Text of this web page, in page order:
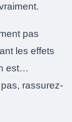
pas
les effets
est…
rassurez-